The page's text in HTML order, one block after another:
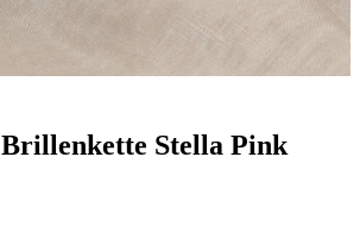
Brillenkette Stella Pink